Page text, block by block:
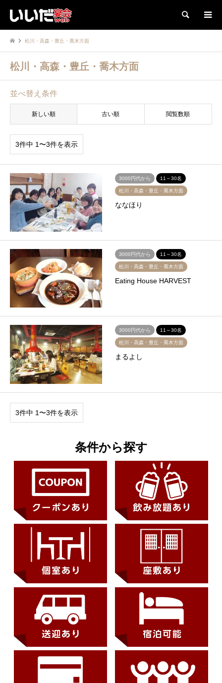
検索
松川・高森・豊丘・喬木方面
松川・高森・豊丘・喬木方面
並べ替え条件
新しい順 古い順 閲覧数順
3件中 1〜3件を表示
3000円代から 11～30名
松川・高森・豊丘・喬木方面
ななほり
3000円代から 11～30名
松川・高森・豊丘・喬木方面
Eating House HARVEST
3000円代から 11～30名
松川・高森・豊丘・喬木方面
まるよし
3件中 1〜3件を表示
条件から探す